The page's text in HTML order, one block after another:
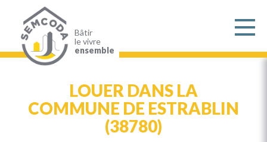
contenu
principal
Bâtir
le vivre
ensemble
LOUER DANS LA
COMMUNE DE ESTRABLIN
(38780)